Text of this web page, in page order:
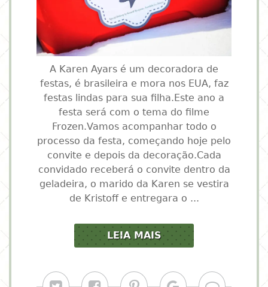
A Karen Ayars é um decoradora de
festas, é brasileira e mora nos EUA, faz
festas lindas para sua filha.Este ano a
festa será com o tema do filme
Frozen.Vamos acompanhar todo o
processo da festa, começando hoje pelo
convite e depois da decoração.Cada
convidado receberá o convite dentro da
geladeira, o marido da Karen se vestira
de Kristoff e entregara o ...
LEIA MAIS